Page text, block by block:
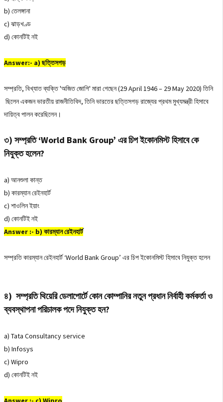
b) তেলঙ্গানা
c) ঝাড়খণ্ড
d) কোনটিই নই
Answer:- a) ছত্তিসগড়
সম্প্রতি, বিখ্যাত ব্যক্তি 'অজিত জোগি' মারা গেছেন (29 April 1946 – 29 May 2020) তিনি
ছিলেন একজন ভারতীয় রাজনীতিবিদ, তিনি ভারতের ছত্তিসগড় রাজ্যের প্রথম মুখ্যমন্ত্রী হিসাবে
দায়িত্ব পালন করেছিলেন।
৩) সম্প্রতি ‘World Bank Group’ এর চিপ ইকোনমিস্ট হিসাবে কে
নিযুক্ত হলেন?
a) আনশুলা কান্ত
b) কারম্যান রেইনহার্ট
c) শাওলিন ইয়াং
d) কোনটিই নই
Answer :- b) কারম্যান রেইনহার্ট
সম্প্রতি কারম্যান রেইনহার্ট ‘World Bank Group’ এর চিপ ইকোনমিস্ট হিসাবে নিযুক্ত হলেন
৪) সম্প্রতি থিয়েরি ডেলাপোর্টে কোন কোম্পানির নতুন প্রধান নির্বাহী কর্মকর্তা ও
ব্যবস্থাপনা পরিচালক পদে নিযুক্ত হন?
a) Tata Consultancy service
b) Infosys
c) Wipro
d) কোনটিই নই